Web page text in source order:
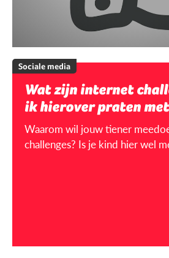
Sociale media
Wat zijn internet
ik hierover praten
Waarom wil jouw tiener
challenges? Is je kind hier wel